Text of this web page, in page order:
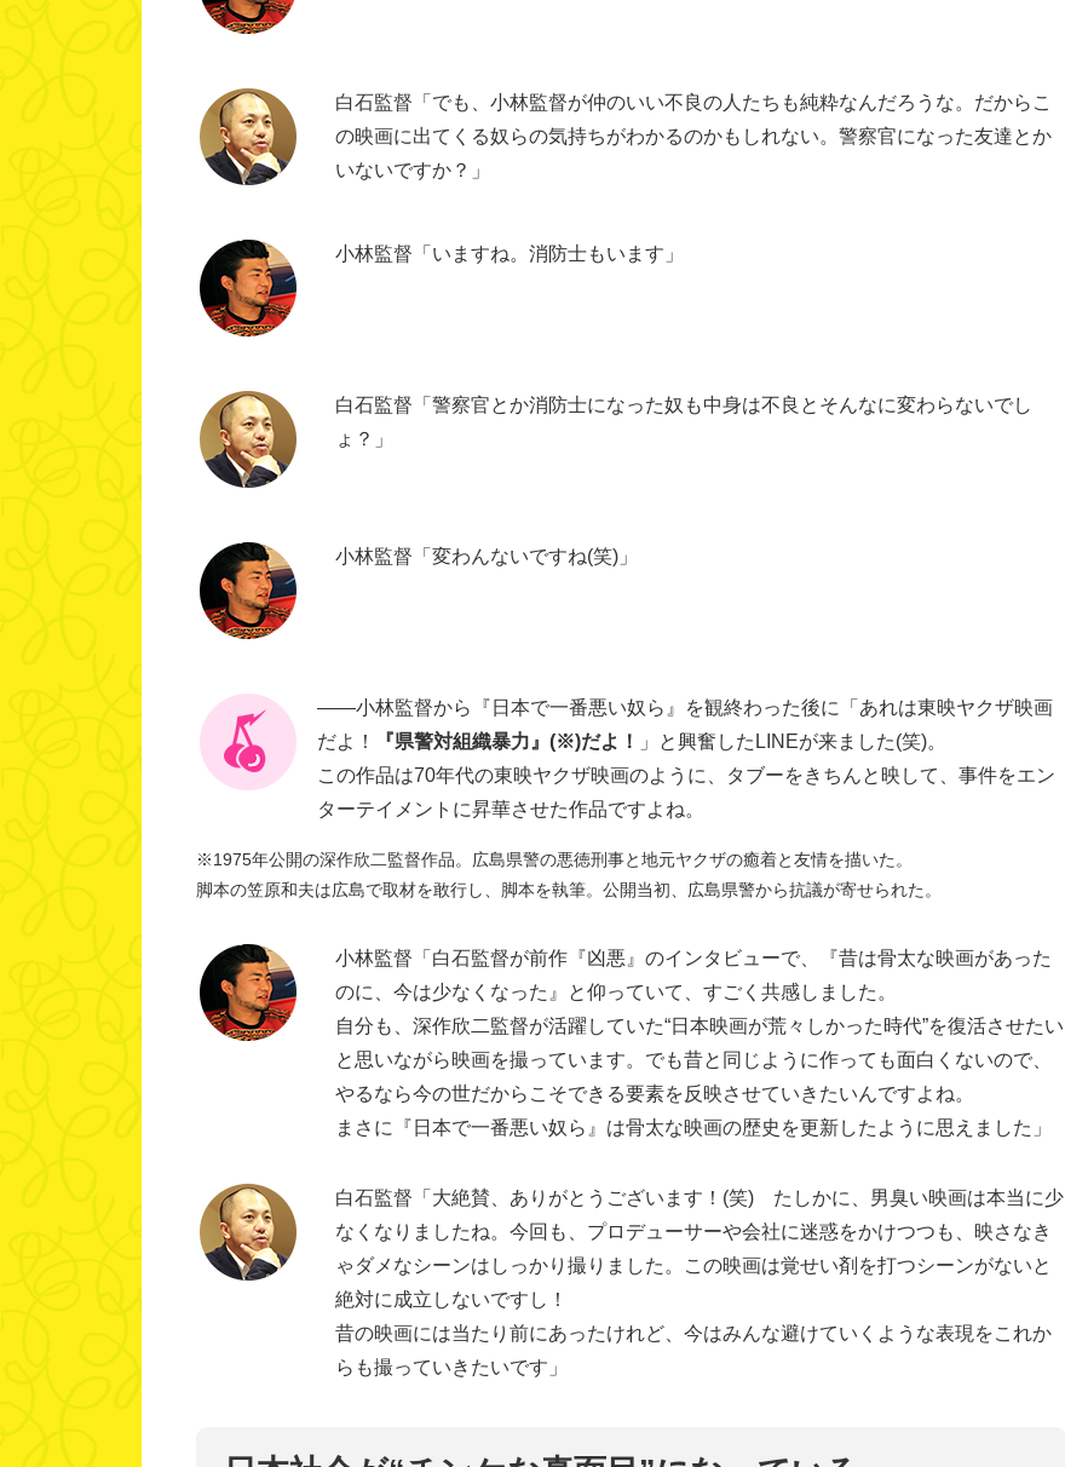
白石監督「でも、小林監督が仲のいい不良の人たちも純粋なんだろうな。だからこ
の映画に出てくる奴らの気持ちがわかるのかもしれない。警察官になった友達とか
いないですか？」
小林監督「いますね。消防士もいます」
白石監督「警察官とか消防士になった奴も中身は不良とそんなに変わらないでし
ょ？」
小林監督「変わんないですね(笑)」
――小林監督から『日本で一番悪い奴ら』を観終わった後に「あれは東映ヤクザ映画
だよ！
『県警対組織暴力』(※)だよ！
」と興奮したLINEが来ました(笑)。
この作品は70年代の東映ヤクザ映画のように、タブーをきちんと映して、事件をエン
ターテイメントに昇華させた作品ですよね。
※1975年公開の深作欣二監督作品。広島県警の悪徳刑事と地元ヤクザの癒着と友情を描いた。
脚本の笠原和夫は広島で取材を敢行し、脚本を執筆。公開当初、広島県警から抗議が寄せられた。
小林監督「白石監督が前作『凶悪』のインタビューで、『昔は骨太な映画があった
のに、今は少なくなった』と仰っていて、すごく共感しました。
自分も、深作欣二監督が活躍していた“日本映画が荒々しかった時代”を復活させたい
と思いながら映画を撮っています。でも昔と同じように作っても面白くないので、
やるなら今の世だからこそできる要素を反映させていきたいんですよね。
まさに『日本で一番悪い奴ら』は骨太な映画の歴史を更新したように思えました」
白石監督「大絶賛、ありがとうございます！(笑) たしかに、男臭い映画は本当に少
なくなりましたね。今回も、プロデューサーや会社に迷惑をかけつつも、映さなき
ゃダメなシーンはしっかり撮りました。この映画は覚せい剤を打つシーンがないと
絶対に成立しないですし！
昔の映画には当たり前にあったけれど、今はみんな避けていくような表現をこれか
らも撮っていきたいです」